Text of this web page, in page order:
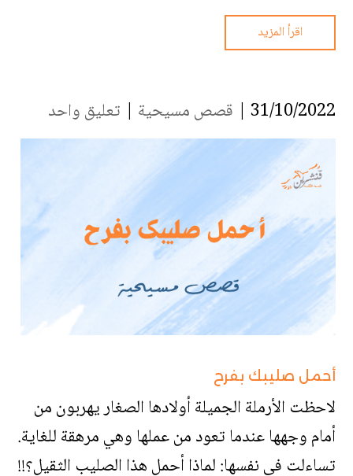
اقرأ المزيد
31/10/2022 | قصص مسيحية | تعليق واحد
أحمل صليبك بفرح
لاحظت الأرملة الجميلة أولادها الصغار يهربون من
أمام وجهها عندما تعود من عملها وهي مرهقة للغاية.
تساءلت في نفسها: لماذا أحمل هذا الصليب الثقيل؟!!